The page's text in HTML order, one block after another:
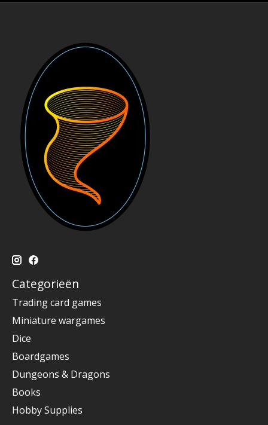
Categorieën
Trading card games
Miniature wargames
Dice
Boardgames
Dungeons & Dragons
Books
Hobby Supplies